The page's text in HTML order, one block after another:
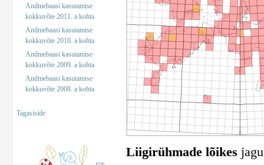
Andmebaasi kasutamise
kokkuvõte 2011. a kohta
Andmebaasi kasutamise
kokkuvõte 2010. a kohta
Andmebaasi kasutamise
kokkuvõte 2009. a kohta
Andmebaasi kasutamise
kokkuvõte 2008. a kohta
Tagasiside
Liigirühmade lõikes